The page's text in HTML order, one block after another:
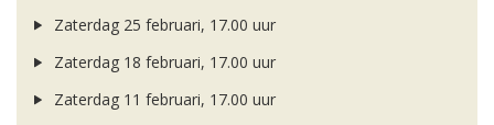
Zaterdag 25 februari, 17.00 uur
Zaterdag 18 februari, 17.00 uur
Zaterdag 11 februari, 17.00 uur